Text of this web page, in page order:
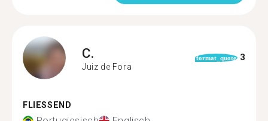
C.
Juiz de Fora
format_quote 3
FLIESSEND